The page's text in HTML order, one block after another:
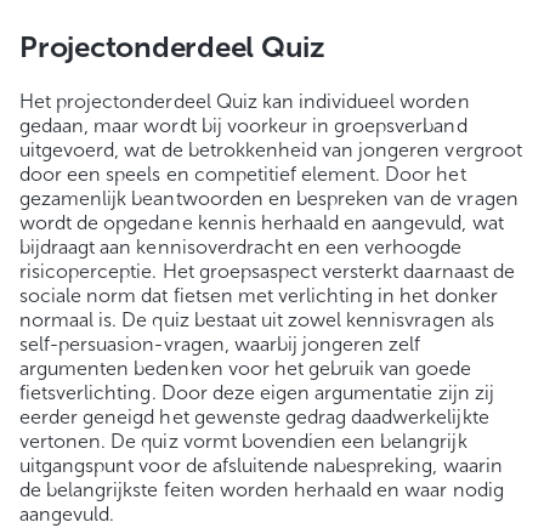
Projectonderdeel Quiz
Het projectonderdeel Quiz kan individueel worden
gedaan, maar wordt bij voorkeur in groepsverband
uitgevoerd, wat de betrokkenheid van jongeren vergroot
door een speels en competitief element. Door het
gezamenlijk beantwoorden en bespreken van de vragen
wordt de opgedane kennis herhaald en aangevuld, wat
bijdraagt aan kennisoverdracht en een verhoogde
risicoperceptie. Het groepsaspect versterkt daarnaast de
sociale norm dat fietsen met verlichting in het donker
normaal is. De quiz bestaat uit zowel kennisvragen als
self-persuasion-vragen, waarbij jongeren zelf
argumenten bedenken voor het gebruik van goede
fietsverlichting. Door deze eigen argumentatie zijn zij
eerder geneigd het gewenste gedrag daadwerkelijkte
vertonen. De quiz vormt bovendien een belangrijk
uitgangspunt voor de afsluitende nabespreking, waarin
de belangrijkste feiten worden herhaald en waar nodig
aangevuld.